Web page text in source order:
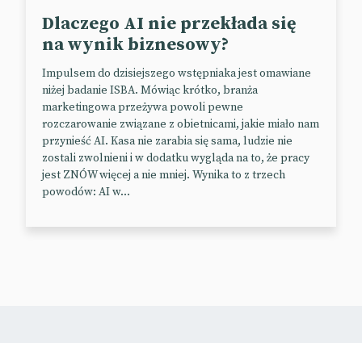
LLM-y preferują Reddit
O tym, że Reddit ma przed sobą świetlaną
przyszłość, świadczą nie tylko dane na temat
rosnącego ruchu.
Okazuje się, że serwis upodobały sobie LLM-y.
Jak wynika z danych platformy analitycznej
Profound, Reddit jest najczęściej cytowanym
okresie od kwietnia do końca czerwca br. serwis
Dlaczego AI nie przekłada się
na wynik biznesowy?
Impulsem do dzisiejszego wstępniaka jest omawiane
niżej badanie ISBA. Mówiąc krótko, branża
marketingowa przeżywa powoli pewne
rozczarowanie związane z obietnicami, jakie miało nam
przynieść AI. Kasa nie zarabia się sama, ludzie nie
zostali zwolnieni i w dodatku wygląda na to, że pracy
jest ZNÓW więcej a nie mniej. Wynika to z trzech
powodów: AI w...